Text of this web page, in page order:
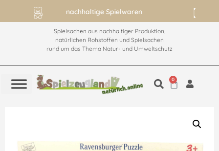
ab 60€ versandkostenfrei
Spielsachen aus nachhaltiger Produktion,
natürlichen Rohstoffen und Spielsachen
rund um das Thema Natur- und Umweltschutz
0